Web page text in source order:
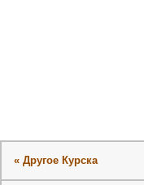
« Другое Курска